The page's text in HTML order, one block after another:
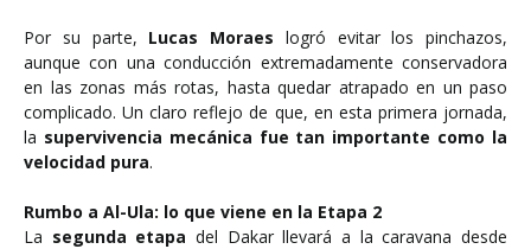
Por su parte, Lucas Moraes logró evitar los pinchazos,
aunque con una conducción extremadamente conservadora
en las zonas más rotas, hasta quedar atrapado en un paso
complicado. Un claro reflejo de que, en esta primera jornada,
la supervivencia mecánica fue tan importante como la
velocidad pura.
Rumbo a Al-Ula: lo que viene en la Etapa 2
La segunda etapa del Dakar llevará a la caravana desde